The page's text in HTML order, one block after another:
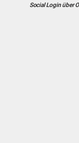
Social Login über